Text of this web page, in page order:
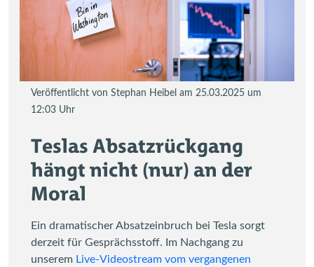
Veröffentlicht von Stephan Heibel am 25.03.2025 um
12:03 Uhr
Teslas Absatzrückgang
hängt nicht (nur) an der
Moral
Ein dramatischer Absatzeinbruch bei Tesla sorgt
derzeit für Gesprächsstoff. Im Nachgang zu
unserem Live-Videostream vom vergangenen